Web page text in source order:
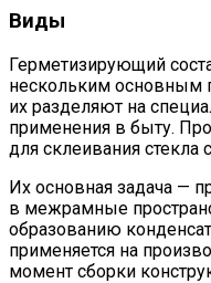
Виды
Герметизирующий
нескольким основным
их разделяют на
применения в быту.
для склеивания стекла
Их основная задача —
в межрамные
образованию
применяется на
момент сборки